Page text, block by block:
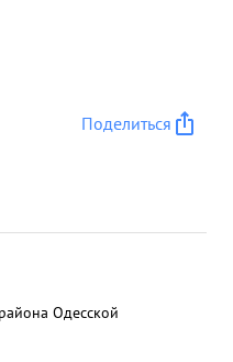
Поделиться
Одесской